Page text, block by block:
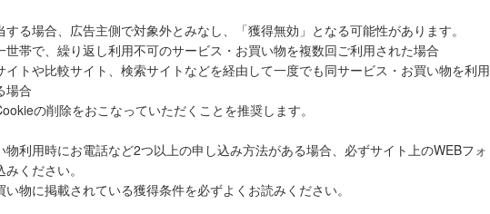
る場合、広告主側で対象外とみなし、「獲得無効」となる可能性があります。
世帯で、繰り返し利用不可のサービス・お買い物を複数回ご利用された場合
イトや比較サイト、検索サイトなどを経由して一度でも同サービス・お買い物を利用
場合
の削除をおこなっていただくことを推奨します。
物利用時にお電話など2つ以上の申し込み方法がある場合、必ずサイト上のWEBフォ
ください。
物に掲載されている獲得条件を必ずよくお読みください。